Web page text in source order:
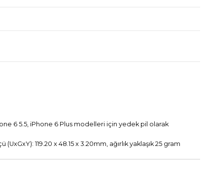
6 5.5, iPhone 6 Plus modelleri için yedek pil olarak
119.20 x 48.15 x 3.20mm, ağırlık yaklaşık 25 gram